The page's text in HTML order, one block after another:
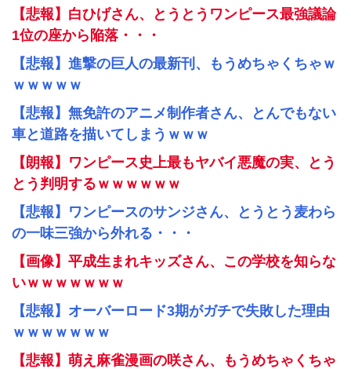
【悲報】白ひげさん、とうとうワンピース最強議論
1位の座から陥落・・・
【悲報】進撃の巨人の最新刊、もうめちゃくちゃｗ
ｗｗｗｗｗ
【悲報】無免許のアニメ制作者さん、とんでもない
車と道路を描いてしまうｗｗｗ
【朗報】ワンピース史上最もヤバイ悪魔の実、とう
とう判明するｗｗｗｗｗｗ
【悲報】ワンピースのサンジさん、とうとう麦わら
の一味三強から外れる・・・
【画像】平成生まれキッズさん、この学校を知らな
いｗｗｗｗｗｗｗ
【悲報】オーバーロード3期がガチで失敗した理由
ｗｗｗｗｗｗｗ
【悲報】萌え麻雀漫画の咲さん、もうめちゃくちゃ